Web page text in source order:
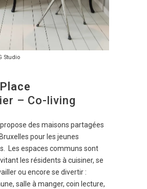
Studio
– Co-living
des maisons partagées
pour les jeunes
Les espaces communs sont
les résidents à cuisiner, se
ou encore se divertir :
salle à manger, coin lecture,